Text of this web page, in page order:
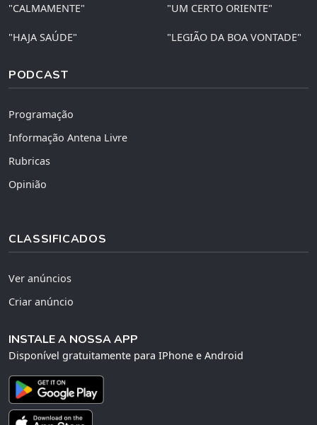
"CALMAMENTE" "UM CERTO ORIENTE"
"HAJA SAÚDE" "LEGIÃO DA BOA VONTADE"
PODCAST
Programação
Informação Antena Livre
Rubricas
Opinião
CLASSIFICADOS
Ver anúncios
Criar anúncio
INSTALE A NOSSA APP
Disponível gratuitamente para IPhone e Android